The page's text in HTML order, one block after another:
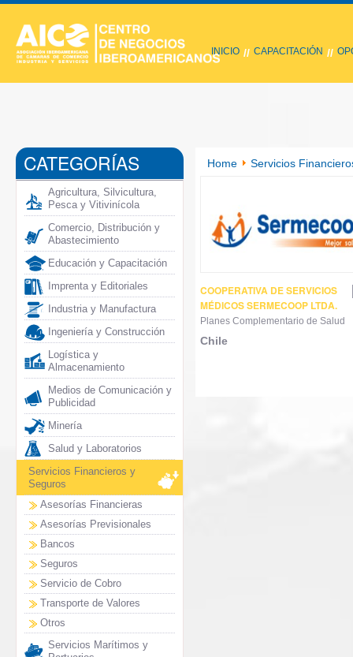
INICIO // CAPACITACIÓN //
CATEGORÍAS
Agricultura, Silvicultura,
Pesca y Vitivinícola
Comercio, Distribución y
Abastecimiento
Educación y Capacitación
Imprenta y Editoriales
Industria y Manufactura
Ingeniería y Construcción
Logística y
Almacenamiento
Medios de Comunicación y
Publicidad
Minería
Salud y Laboratorios
Servicios Financieros y
Seguros
Asesorías Financieras
Asesorías Previsionales
Bancos
Seguros
Servicio de Cobro
Transporte de Valores
Otros
Servicios Marítimos y
Home Servicios
COOPERATIVA DE SERVICIOS
MÉDICOS SERMECOOP LTDA.
Planes Complementario de Salud
Chile